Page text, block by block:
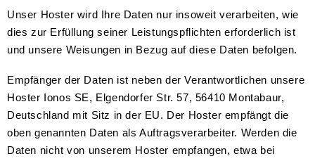
Unser Hoster wird Ihre Daten nur insoweit verarbeiten, wie
dies zur Erfüllung seiner Leistungspflichten erforderlich ist
und unsere Weisungen in Bezug auf diese Daten befolgen.
Empfänger der Daten ist neben der Verantwortlichen unsere
Hoster Ionos SE, Elgendorfer Str. 57, 56410 Montabaur,
Deutschland mit Sitz in der EU. Der Hoster empfängt die
oben genannten Daten als Auftragsverarbeiter. Werden die
Daten nicht von unserem Hoster empfangen, etwa bei